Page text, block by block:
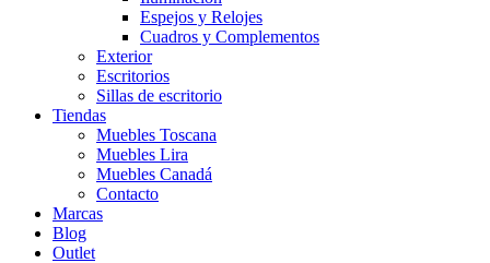
Espejos y Relojes
Cuadros y Complementos
Exterior
Escritorios
Sillas de escritorio
Tiendas
Muebles Toscana
Muebles Lira
Muebles Canadá
Contacto
Marcas
Blog
Outlet